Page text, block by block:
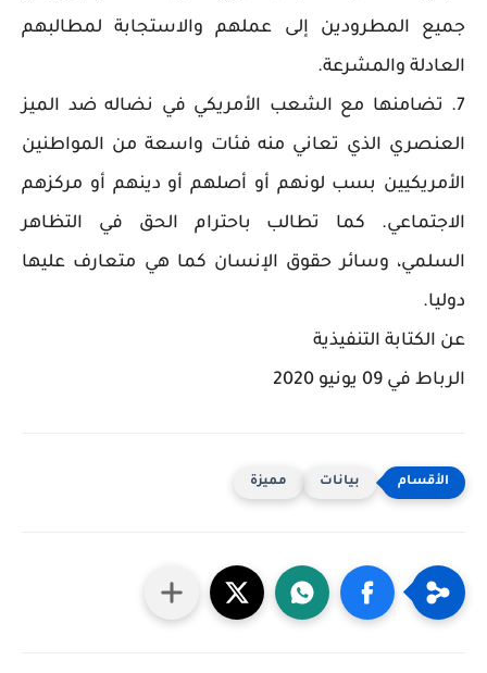
جميع المطرودين إلى عملهم والاستجابة لمطالبهم
العادلة والمشرعة.
7. تضامنها مع الشعب الأمريكي في نضاله ضد الميز
العنصري الذي تعاني منه فئات واسعة من المواطنين
الأمريكيين بسب لونهم أو أصلهم أو دينهم أو مركزهم
الاجتماعي. كما تطالب باحترام الحق في التظاهر
السلمي، وسائر حقوق الإنسان كما هي متعارف عليها
دوليا.
عن الكتابة التنفيذية
الرباط في 09 يونيو 2020
بيانات مميزة